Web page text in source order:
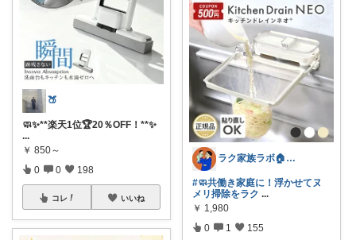
🍑
🧼✨**楽天1位🏆20％OFF！**✨
...
￥ 850～
0 0 198
コレ いいね
ラク家族ラボ🏠️30代子育てパパルーム
#🧼共働き家庭に！浮かせてヌ
メリ掃除をラク ...
￥ 1,980
0 1 155